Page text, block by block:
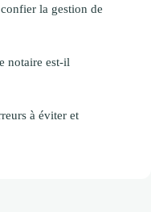
la gestion de
notaire est-il
à éviter et